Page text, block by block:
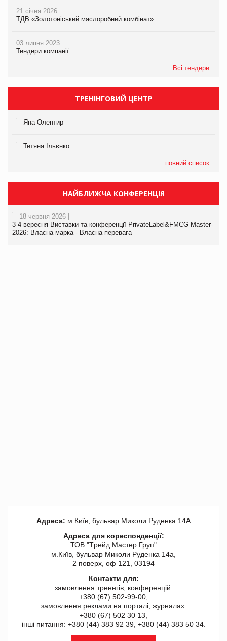
21 січня 2026
ТДВ «Золотоніський маслоробний комбінат»
03 липня 2023
Тендери компанії
Всі тендери
ТРЕНІНГОВИЙ ЦЕНТР
Яна Олентир
Тетяна Ільєнко
повний список
НАЙБЛИЖЧА КОНФЕРЕНЦІЯ
18 червня 2026 |
3-4 вересня Виставки та конференції PrivateLabel&FMCG Master-
2026: Власна марка - Власна перевага
Адреса: м.Київ, бульвар Миколи Руденка 14А
Адреса для кореспонденції:
ТОВ "Tрейд Мастер Груп"
м.Київ, бульвар Миколи Руденка 14а,
2 поверх, оф 121, 03194
Контакти для:
замовлення треннгів, конференцій:
+380 (67) 502-99-00,
замовлення реклами на порталі, журналах:
+380 (67) 502 30 13,
інші питання: +380 (44) 383 92 39, +380 (44) 383 50 34.